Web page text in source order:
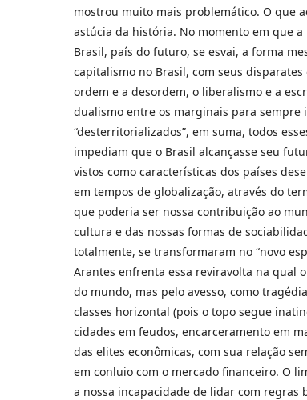
mostrou muito mais problemático. O que
astúcia da história. No momento em que
Brasil, país do futuro, se esvai, a forma
capitalismo no Brasil, com seus
ordem e a desordem, o liberalismo e a
dualismo entre os marginais para sempre
“desterritorializados”, em suma, todos
impediam que o Brasil alcançasse seu
vistos como características dos países
em tempos de globalização, através do
que poderia ser nossa contribuição ao
cultura e das nossas formas de
totalmente, se transformaram no “novo
Arantes enfrenta essa reviravolta na qual
do mundo, mas pelo avesso, como
classes horizontal (pois o topo segue
cidades em feudos, encarceramento em
das elites econômicas, com sua relação
em conluio com o mercado financeiro. O
a nossa incapacidade de lidar com regras